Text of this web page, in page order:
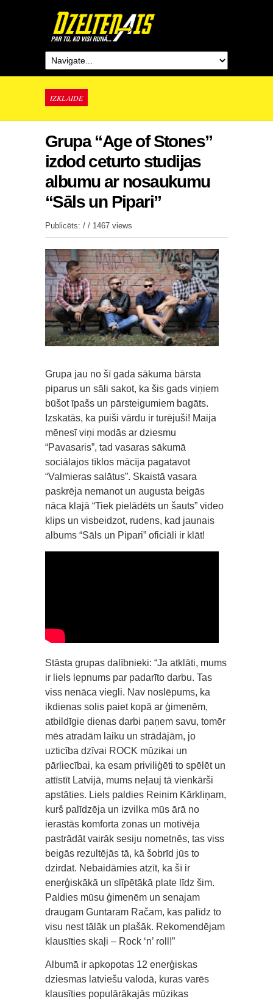
IZKLAIDE
Grupa “Age of Stones”
izdod ceturto studijas
albumu ar nosaukumu
“Sāls un Pipari”
Publicēts: / / 1467 views
Grupa jau no šī gada sākuma bārsta
piparus un sāli sakot, ka šis gads viņiem
būšot īpašs un pārsteigumiem bagāts.
Izskatās, ka puiši vārdu ir turējuši! Maija
mēnesī viņi modās ar dziesmu
“Pavasaris”, tad vasaras sākumā
sociālajos tīklos mācīja pagatavot
“Valmieras salātus”. Skaistā vasara
paskrēja nemanot un augusta beigās
nāca klajā “Tiek pielādēts un šauts” video
klips un visbeidzot, rudens, kad jaunais
albums “Sāls un Pipari” oficiāli ir klāt!
Stāsta grupas dalībnieki: “Ja atklāti, mums
ir liels lepnums par padarīto darbu. Tas
viss nenāca viegli. Nav noslēpums, ka
ikdienas solis paiet kopā ar ģimenēm,
atbildīgie dienas darbi paņem savu, tomēr
mēs atradām laiku un strādājām, jo
uzticība dzīvai ROCK mūzikai un
pārliecībai, ka esam priviliģēti to spēlēt un
attīstīt Latvijā, mums neļauj tā vienkārši
apstāties. Liels paldies Reinim Kārkliņam,
kurš palīdzēja un izvilka mūs ārā no
ierastās komforta zonas un motivēja
pastrādāt vairāk sesiju nometnēs, tas viss
beigās rezultējās tā, kā šobrīd jūs to
dzirdat. Nebaidāmies atzīt, ka šī ir
enerģiskākā un slīpētākā plate līdz šim.
Paldies mūsu ģimenēm un senajam
draugam Guntaram Račam, kas palīdz to
visu nest tālāk un plašāk. Rekomendējam
klausīties skaļi – Rock ‘n’ roll!”
Albumā ir apkopotas 12 enerģiskas
dziesmas latviešu valodā, kuras varēs
klausīties populārākajās mūzikas